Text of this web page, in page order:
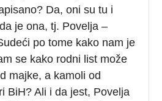
Da, oni su tu i
je ona, tj. Povelja –
po tome kako nam je
se kako rodni list može
majke, a kamoli od
BiH? Ali i da jest, Povelja